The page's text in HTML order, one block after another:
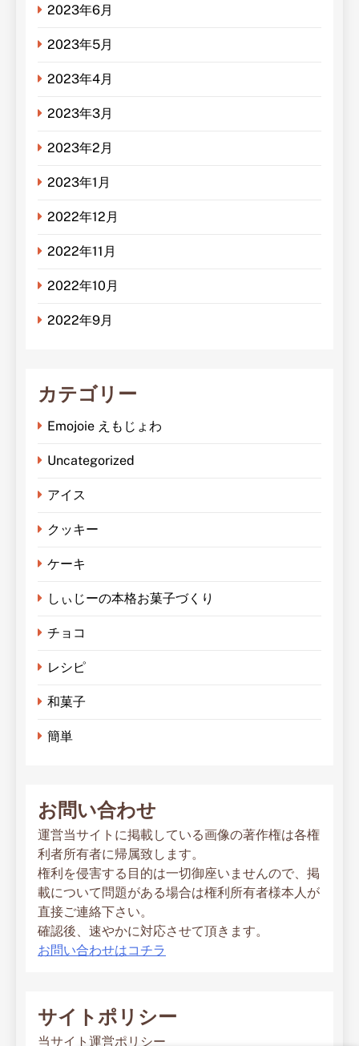
2023年6月
2023年5月
2023年4月
2023年3月
2023年2月
2023年1月
2022年12月
2022年11月
2022年10月
2022年9月
カテゴリー
Emojoie えもじょわ
Uncategorized
アイス
クッキー
ケーキ
しぃじーの本格お菓子づくり
チョコ
レシピ
和菓子
簡単
お問い合わせ
運営当サイトに掲載している画像の著作権は各権
利者所有者に帰属致します。
権利を侵害する目的は一切御座いませんので、掲
載について問題がある場合は権利所有者様本人が
直接ご連絡下さい。
確認後、速やかに対応させて頂きます。
お問い合わせはコチラ
サイトポリシー